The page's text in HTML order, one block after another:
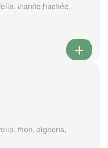
viande hachée,
thon, oignons,